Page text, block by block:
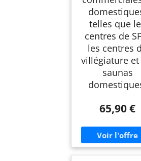
telles que
centres de
les centres
villégiature et
saunas
65,90 €